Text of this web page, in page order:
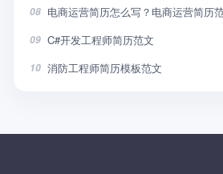
08 电商运营简历怎么写？电商运营简历
09 C#开发工程师简历范文
10 消防工程师简历模板范文